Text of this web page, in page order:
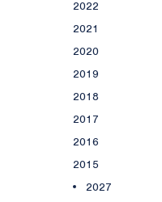
2022
2021
2020
2019
2018
2017
2016
2015
2027